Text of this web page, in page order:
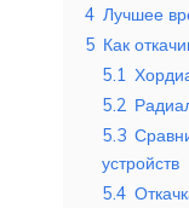
4 Лучшее
5 Как
5.1
5.2
5.3
устройств
5.4